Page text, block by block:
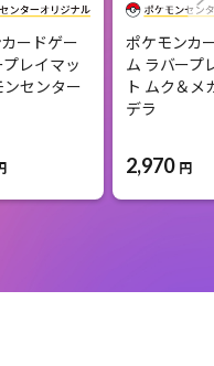
ードゲー
レイマッ
ンセンター
ポケモンカ
ム ラバープ
ト ムク＆メ
デラ
2,970 円